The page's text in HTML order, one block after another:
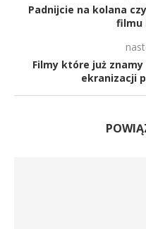
Padnijcie na kolana
filmu
Filmy które już
ekranizacji